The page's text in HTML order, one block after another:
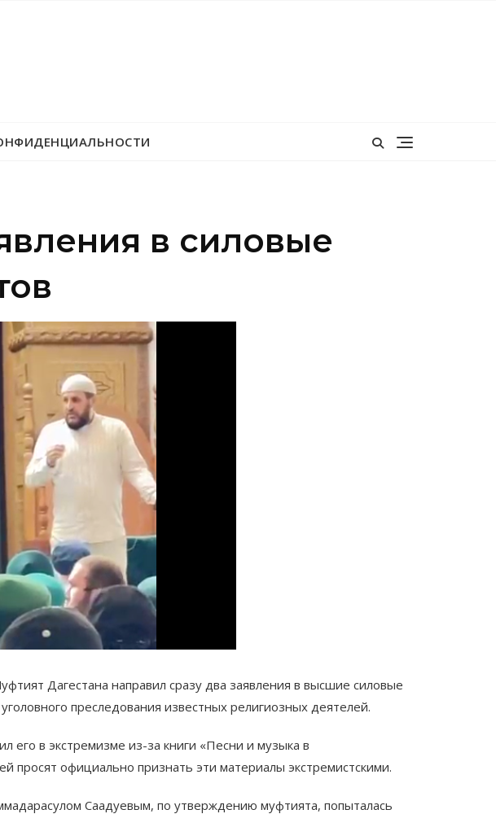
в силовые
Дагестана направил сразу два заявления в высшие силовые
преследования известных религиозных деятелей.
в экстремизме из-за книги «Песни и музыка в
просят официально признать эти материалы экстремистскими.
Саадуевым, по утверждению муфтията, попыталась